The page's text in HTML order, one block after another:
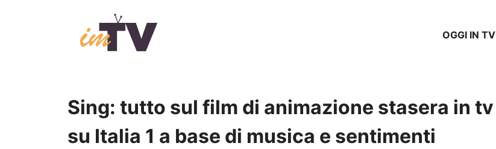
OGGI IN TV
Sing: tutto sul film di animazione stasera in tv
su Italia 1 a base di musica e sentimenti